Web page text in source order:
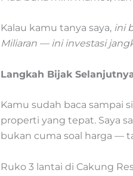
Kalau kamu tanya saya, ini
Miliaran — ini investasi
Langkah Bijak
Kamu sudah baca sampai
properti yang tepat. Saya
bukan cuma soal harga —
Ruko 3 lantai di Cakung